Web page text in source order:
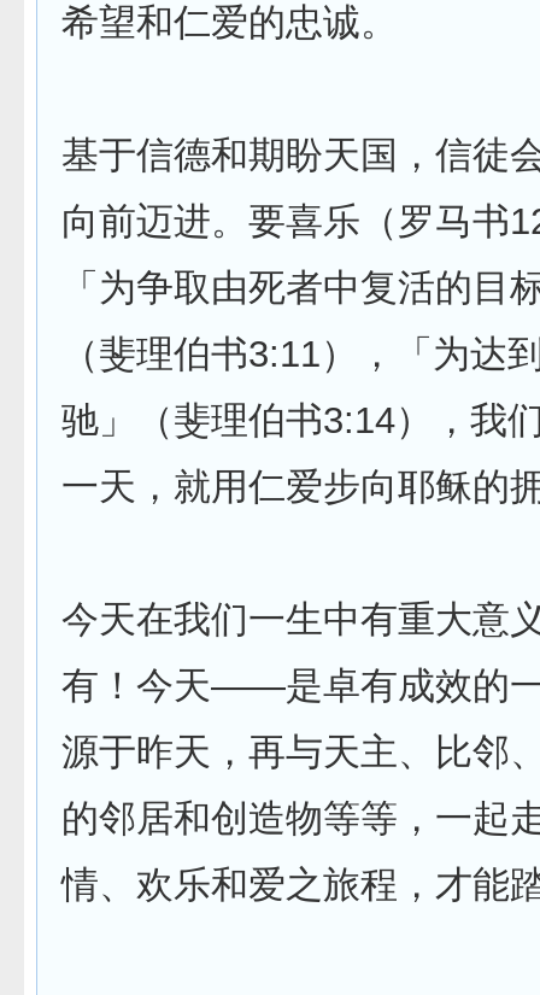
希望和仁爱的忠诚。
基于信德和期盼天国，信徒
向前迈进。要喜乐（罗马书
「为争取由死者中复活的目
（斐理伯书3:11），「为达
驰」（斐理伯书3:14），我
一天，就用仁爱步向耶稣的
今天在我们一生中有重大意
有！今天——是卓有成效的
源于昨天，再与天主、比邻
的邻居和创造物等等，一起
情、欢乐和爱之旅程，才能